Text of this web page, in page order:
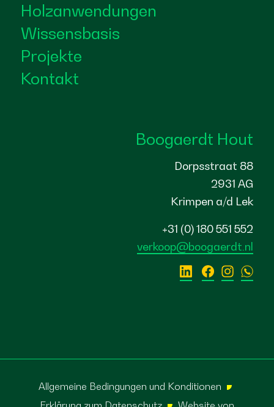
Holzanwendungen
Wissensbasis
Projekte
Kontakt
Boogaerdt Hout
Dorpsstraat 88
2931 AG
Krimpen a/d Lek
+31 (0) 180 551 552
verkoop@boogaerdt.nl
Allgemeine Bedingungen und Konditionen